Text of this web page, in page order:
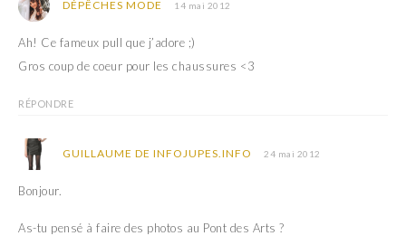
DÉPÊCHES MODE 14 mai 2012
Ah! Ce fameux pull que j’adore ;)
Gros coup de coeur pour les chaussures <3
RÉPONDRE
GUILLAUME DE INFOJUPES.INFO 24 mai 2012
Bonjour.
As-tu pensé à faire des photos au Pont des Arts ?